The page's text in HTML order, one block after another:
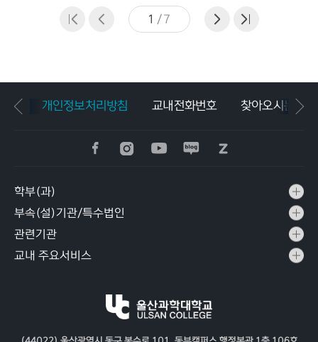
1 /7
개인정보처리방침 교내전화번호 찾아오시는길
학부(과)
부속(설)기관/특수법인
관련기관
교내 주요서비스